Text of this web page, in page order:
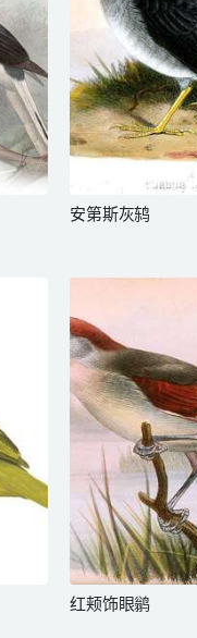
安第斯灰鸫
红颊饰眼鹟